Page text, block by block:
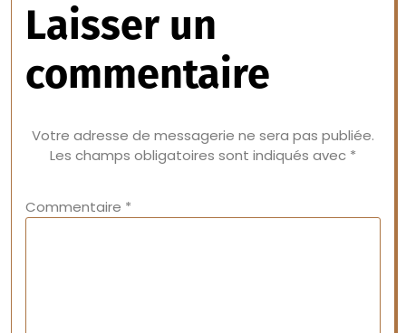
Laisser un
commentaire
Votre adresse de messagerie ne sera pas publiée.
Les champs obligatoires sont indiqués avec *
Commentaire *